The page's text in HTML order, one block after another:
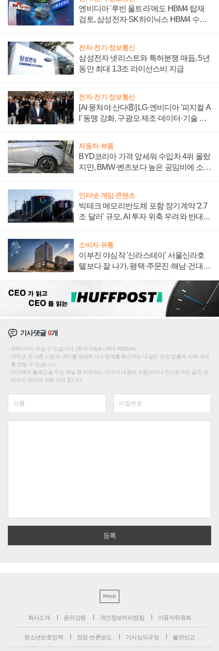
엔비디아 '루빈 울트라'에도 HBM4 탑재
검토, 삼성전자·SK하이닉스 HBM4 수율
전자·전기·정보통신
삼성전자 넷리스트와 특허분쟁 매듭, 5년
동안 최대 1.3조 라이선스비 지급
전자·전기·정보통신
[AI 뭉쳐야 산다⑧] LG·엔비디아 '피지컬 A
I' 동맹 강화, 구광모 제조·데이터·기술 결
자동차·부품
BYD코리아 가격 앞세워 수입차 4위 올랐
지만, BMW·벤츠보다 높은 공임비에 소비
인터넷·게임·콘텐츠
빅테크 메모리반도체 포함 장기계약 '2.7
조 달러' 규모, AI 투자 위축 우려와 반대
소비자·유통
이부진 야심작 '신라스테이' 서울신라호
텔보다 잘 나가, 평택·주문진·해남·건대로
기사댓글0개
200자까지 쓰실 수 있습니다. (현재 0 byte / 최대 400byte)
저작권 등 다른 사람의 권리를 침해하거나 명예를 훼손하는 댓글은 관련 법률에 의해 제재
를 받을 수 있습니다.
타인에게 불쾌감을 주는 욕설 등 비하하는 단어가 내용에 포함되거나 인신공격성 글은 관
리자의 판단에 의해 삭제 합니다.
PC버전
회사소개 윤리강령 개인정보처리방침 이용자위원회
청소년보호정책 정정·반론보도 기사심의규정 불편신고